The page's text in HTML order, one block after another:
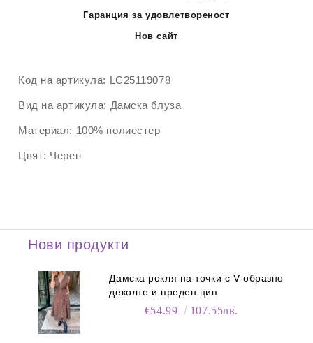
Гаранция за удовлетвореност
Нов сайт
Код на артикула: LC25119078
Вид на артикула: Дамска блуза
Материал: 100% полиестер
Цвят: Черен
Нови продукти
Дамска рокля на точки с V-образно
деколте и преден цип
€54.99 107.55лв.